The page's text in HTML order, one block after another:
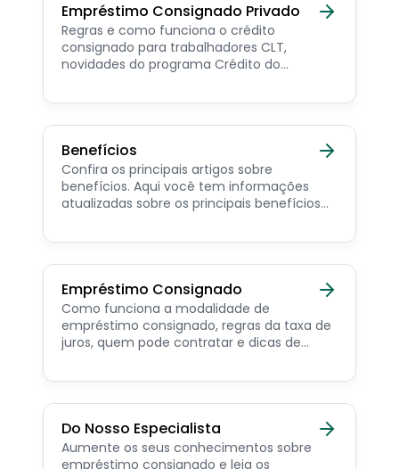
Empréstimo Consignado Privado
Regras e como funciona o crédito
consignado para trabalhadores CLT,
novidades do programa Crédito do
consignado privado.
Benefícios
Confira os principais artigos sobre
benefícios. Aqui você tem informações
atualizadas sobre os principais benefícios
pensionista e beneficiários de programas
Empréstimo Consignado
Como funciona a modalidade de
empréstimo consignado, regras da taxa de
juros, quem pode contratar e dicas de
Do Nosso Especialista
Aumente os seus conhecimentos sobre
empréstimo consignado e leia os